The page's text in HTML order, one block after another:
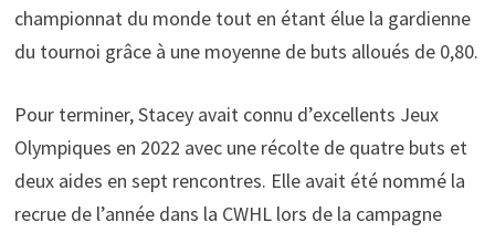
championnat du monde tout en étant élue la gardienne
du tournoi grâce à une moyenne de buts alloués de 0,80.
Pour terminer, Stacey avait connu d’excellents Jeux
Olympiques en 2022 avec une récolte de quatre buts et
deux aides en sept rencontres. Elle avait été nommé la
recrue de l’année dans la CWHL lors de la campagne